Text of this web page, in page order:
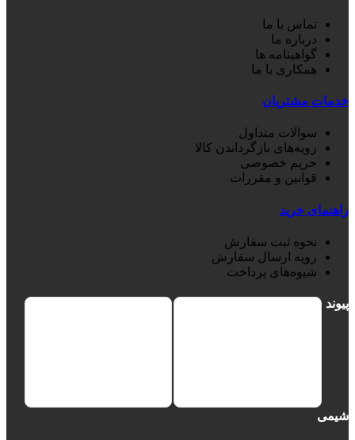
تماس با ما
درباره ما
گواهینامه ها
همکاری با ما
خدمات مشتریان
سوالات متداول
رویه‌های بازگرداندن کالا
حریم خصوصی
قوانین و مقررات
راهنمای خرید
نحوه ثبت سفارش
رویه ارسال سفارش
شیوه‌های پرداخت
پیوند
شیمی